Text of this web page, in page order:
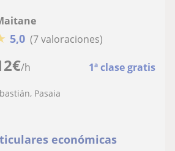
€/h 1ª clase gratis
5,0 (7 valoraciones)
Pasaia
económicas